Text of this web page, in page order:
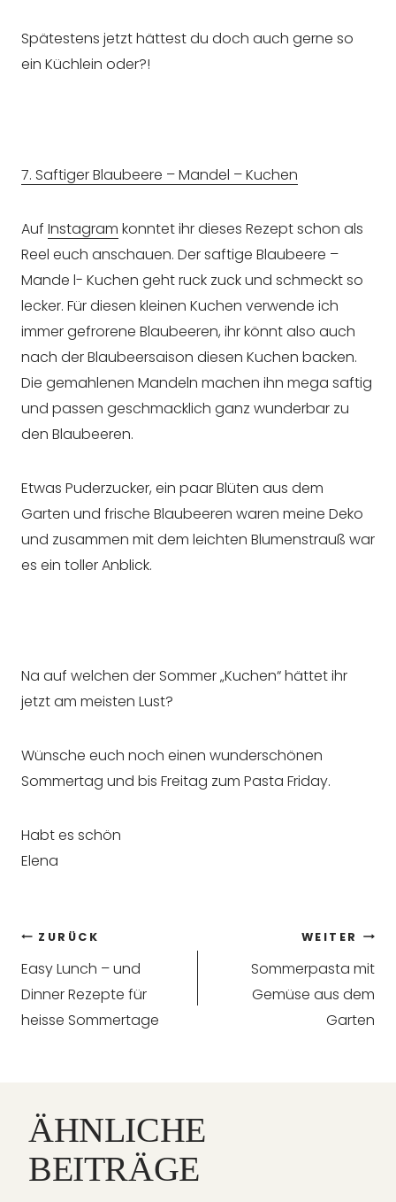
Spätestens jetzt hättest du doch auch gerne so
ein Küchlein oder?!
7. Saftiger Blaubeere – Mandel – Kuchen
Auf Instagram konntet ihr dieses Rezept schon als
Reel euch anschauen. Der saftige Blaubeere –
Mande l- Kuchen geht ruck zuck und schmeckt so
lecker. Für diesen kleinen Kuchen verwende ich
immer gefrorene Blaubeeren, ihr könnt also auch
nach der Blaubeersaison diesen Kuchen backen.
Die gemahlenen Mandeln machen ihn mega saftig
und passen geschmacklich ganz wunderbar zu
den Blaubeeren.
Etwas Puderzucker, ein paar Blüten aus dem
Garten und frische Blaubeeren waren meine Deko
und zusammen mit dem leichten Blumenstrauß war
es ein toller Anblick.
Na auf welchen der Sommer „Kuchen“ hättet ihr
jetzt am meisten Lust?
Wünsche euch noch einen wunderschönen
Sommertag und bis Freitag zum Pasta Friday.
Habt es schön
Elena
Beitragsnavigation
ZURÜCK
Easy Lunch – und
Dinner Rezepte für
heisse Sommertage
WEITER
Sommerpasta mit
Gemüse aus dem
Garten
ÄHNLICHE
BEITRÄGE